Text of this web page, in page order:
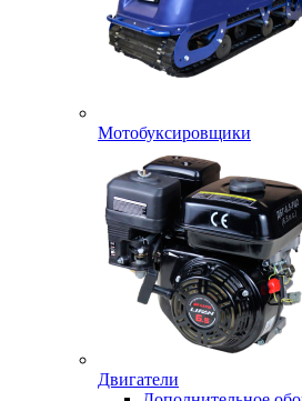
Мотобуксировщики
Двигатели